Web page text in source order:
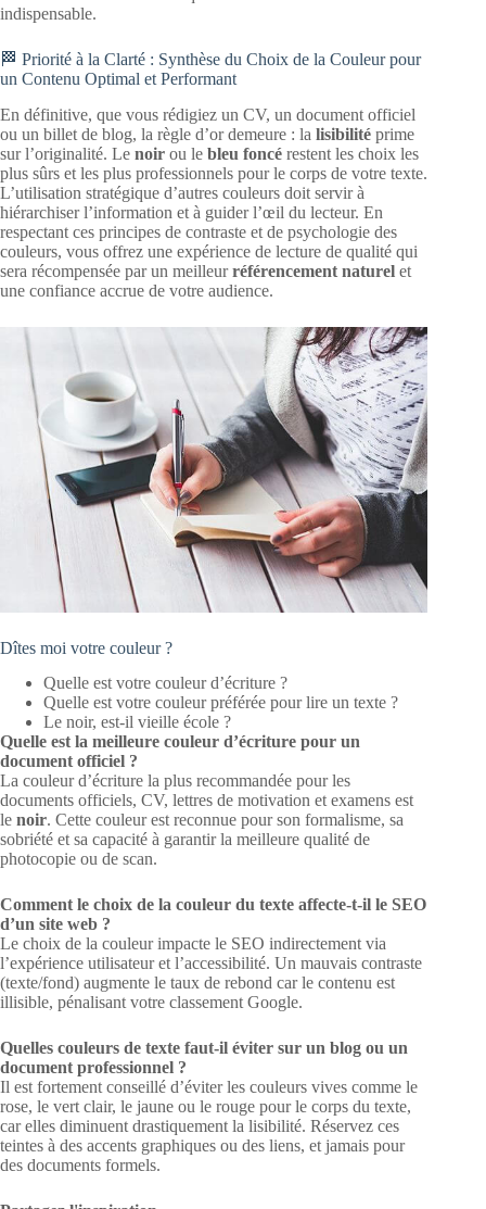
indispensable.
🏁 Priorité à la Clarté : Synthèse du Choix de la Couleur pour
un Contenu Optimal et Performant
En définitive, que vous rédigiez un CV, un document officiel
ou un billet de blog, la règle d’or demeure : la lisibilité prime
sur l’originalité. Le noir ou le bleu foncé restent les choix les
plus sûrs et les plus professionnels pour le corps de votre texte.
L’utilisation stratégique d’autres couleurs doit servir à
hiérarchiser l’information et à guider l’œil du lecteur. En
respectant ces principes de contraste et de psychologie des
couleurs, vous offrez une expérience de lecture de qualité qui
sera récompensée par un meilleurréférencement naturel et
une confiance accrue de votre audience.
Dîtes moi votre couleur ?
Quelle est votre couleur d’écriture ?
Quelle est votre couleur préférée pour lire un texte ?
Le noir, est-il vieille école ?
Quelle est la meilleure couleur d’écriture pour un
document officiel ?
La couleur d’écriture la plus recommandée pour les
documents officiels, CV, lettres de motivation et examens est
le noir. Cette couleur est reconnue pour son formalisme, sa
sobriété et sa capacité à garantir la meilleure qualité de
photocopie ou de scan.
Comment le choix de la couleur du texte affecte-t-il le SEO
d’un site web ?
Le choix de la couleur impacte le SEO indirectement via
l’expérience utilisateur et l’accessibilité. Un mauvais contraste
(texte/fond) augmente le taux de rebond car le contenu est
illisible, pénalisant votre classement Google.
Quelles couleurs de texte faut-il éviter sur un blog ou un
document professionnel ?
Il est fortement conseillé d’éviter les couleurs vives comme le
rose, le vert clair, le jaune ou le rouge pour le corps du texte,
car elles diminuent drastiquement la lisibilité. Réservez ces
teintes à des accents graphiques ou des liens, et jamais pour
des documents formels.